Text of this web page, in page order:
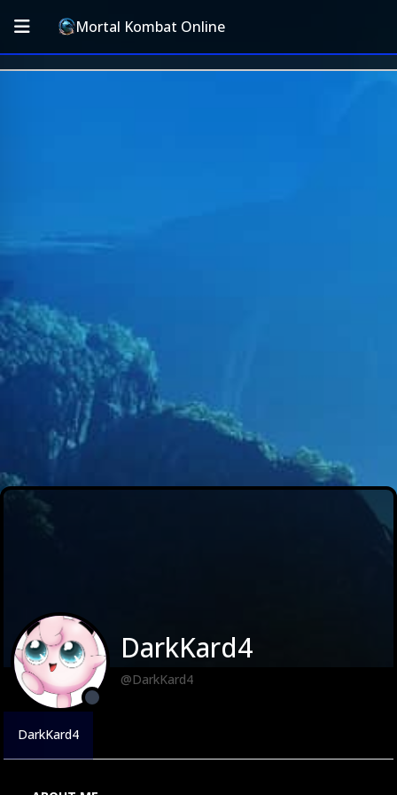
Mortal Kombat Online
DarkKard4
@DarkKard4
DarkKard4